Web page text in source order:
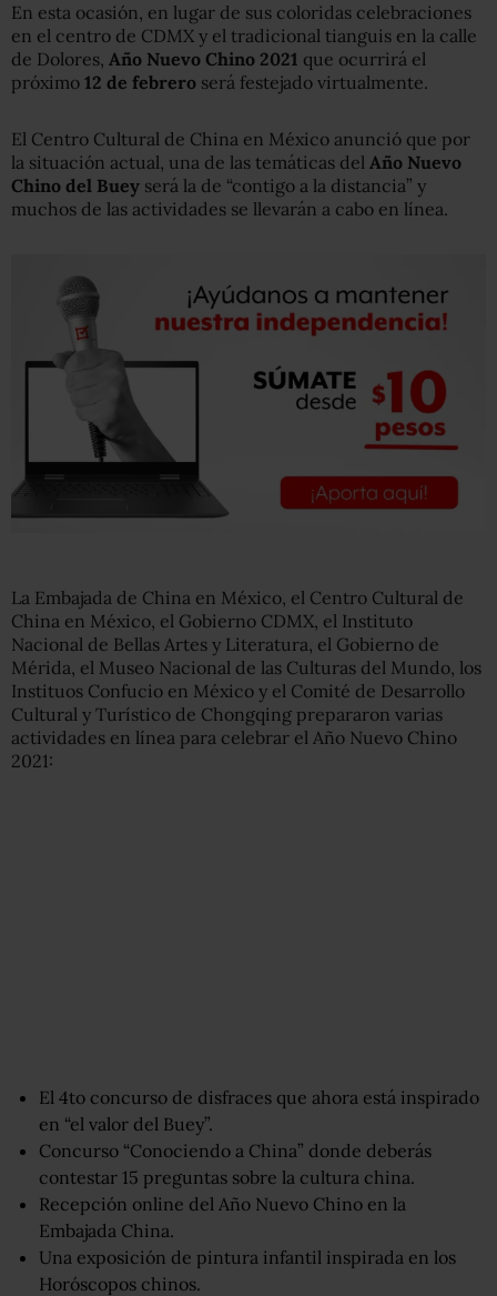
En esta ocasión, en lugar de sus coloridas celebraciones
en el centro de CDMX y el tradicional tianguis en la calle
de Dolores, Año Nuevo Chino 2021 que ocurrirá el
próximo 12 de febrero será festejado virtualmente.
El Centro Cultural de China en México anunció que por
la situación actual, una de las temáticas del Año Nuevo
Chino del Buey será la de “contigo a la distancia” y
muchos de las actividades se llevarán a cabo en línea.
La Embajada de China en México, el Centro Cultural de
China en México, el Gobierno CDMX, el Instituto
Nacional de Bellas Artes y Literatura, el Gobierno de
Mérida, el Museo Nacional de las Culturas del Mundo, los
Instituos Confucio en México y el Comité de Desarrollo
Cultural y Turístico de Chongqing prepararon varias
actividades en línea para celebrar el Año Nuevo Chino
2021:
El 4to concurso de disfraces que ahora está inspirado
en “el valor del Buey”.
Concurso “Conociendo a China” donde deberás
contestar 15 preguntas sobre la cultura china.
Recepción online del Año Nuevo Chino en la
Embajada China.
Una exposición de pintura infantil inspirada en los
Horóscopos chinos.